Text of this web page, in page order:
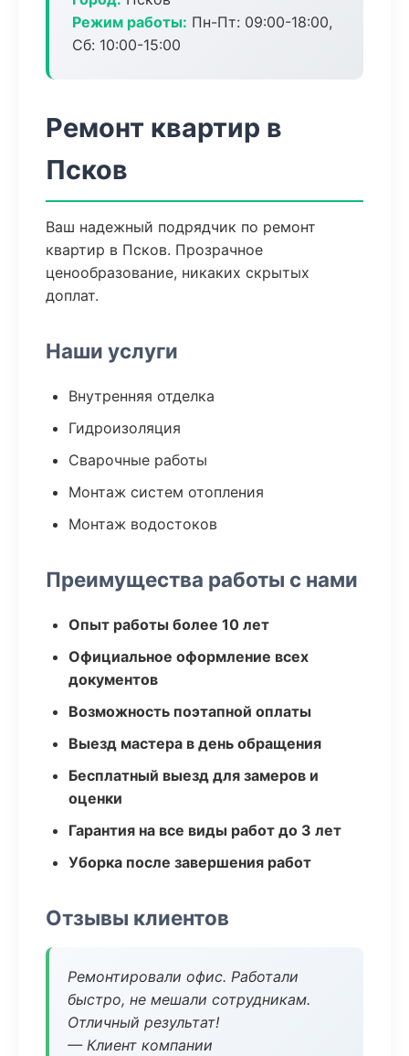
Режим работы: Пн-Пт: 09:00-18:00,
Сб: 10:00-15:00
Ремонт квартир в
Псков
Ваш надежный подрядчик по ремонт
квартир в Псков. Прозрачное
ценообразование, никаких скрытых
доплат.
Наши услуги
Внутренняя отделка
Гидроизоляция
Сварочные работы
Монтаж систем отопления
Монтаж водостоков
Преимущества работы с нами
Опыт работы более 10 лет
Официальное оформление всех
документов
Возможность поэтапной оплаты
Выезд мастера в день обращения
Бесплатный выезд для замеров и
оценки
Гарантия на все виды работ до 3 лет
Уборка после завершения работ
Отзывы клиентов
Ремонтировали офис. Работали
быстро, не мешали сотрудникам.
Отличный результат!
— Клиент компании